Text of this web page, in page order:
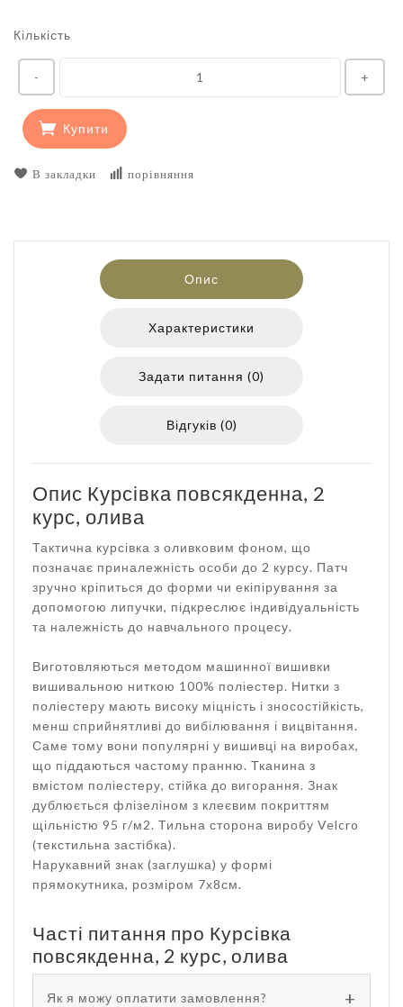
Кількість
- +
Купити
В закладки порівняння
Опис
Характеристики
Задати питання (0)
Відгуків (0)
Опис Курсівка повсякденна, 2
курс, олива
Тактична курсівка з оливковим фоном, що
позначає приналежність особи до 2 курсу. Патч
зручно кріпиться до форми чи екіпірування за
допомогою липучки, підкреслює індивідуальність
та належність до навчального процесу.
Виготовляються методом машинної вишивки
вишивальною ниткою 100% поліестер. Нитки з
поліестеру мають високу міцність і зносостійкість,
менш сприйнятливі до вибілювання і вицвітання.
Саме тому вони популярні у вишивці на виробах,
що піддаються частому пранню. Тканина з
вмістом поліестеру, стійка до вигорання. Знак
дублюється флізеліном з клеєвим покриттям
щільністю 95 г/м2. Тильна сторона виробу Velcro
(текстильна застібка).
Нарукавний знак (заглушка) у формі
прямокутника, розміром 7х8см.
Часті питання про Курсівка
повсякденна, 2 курс, олива
Як я можу оплатити замовлення?